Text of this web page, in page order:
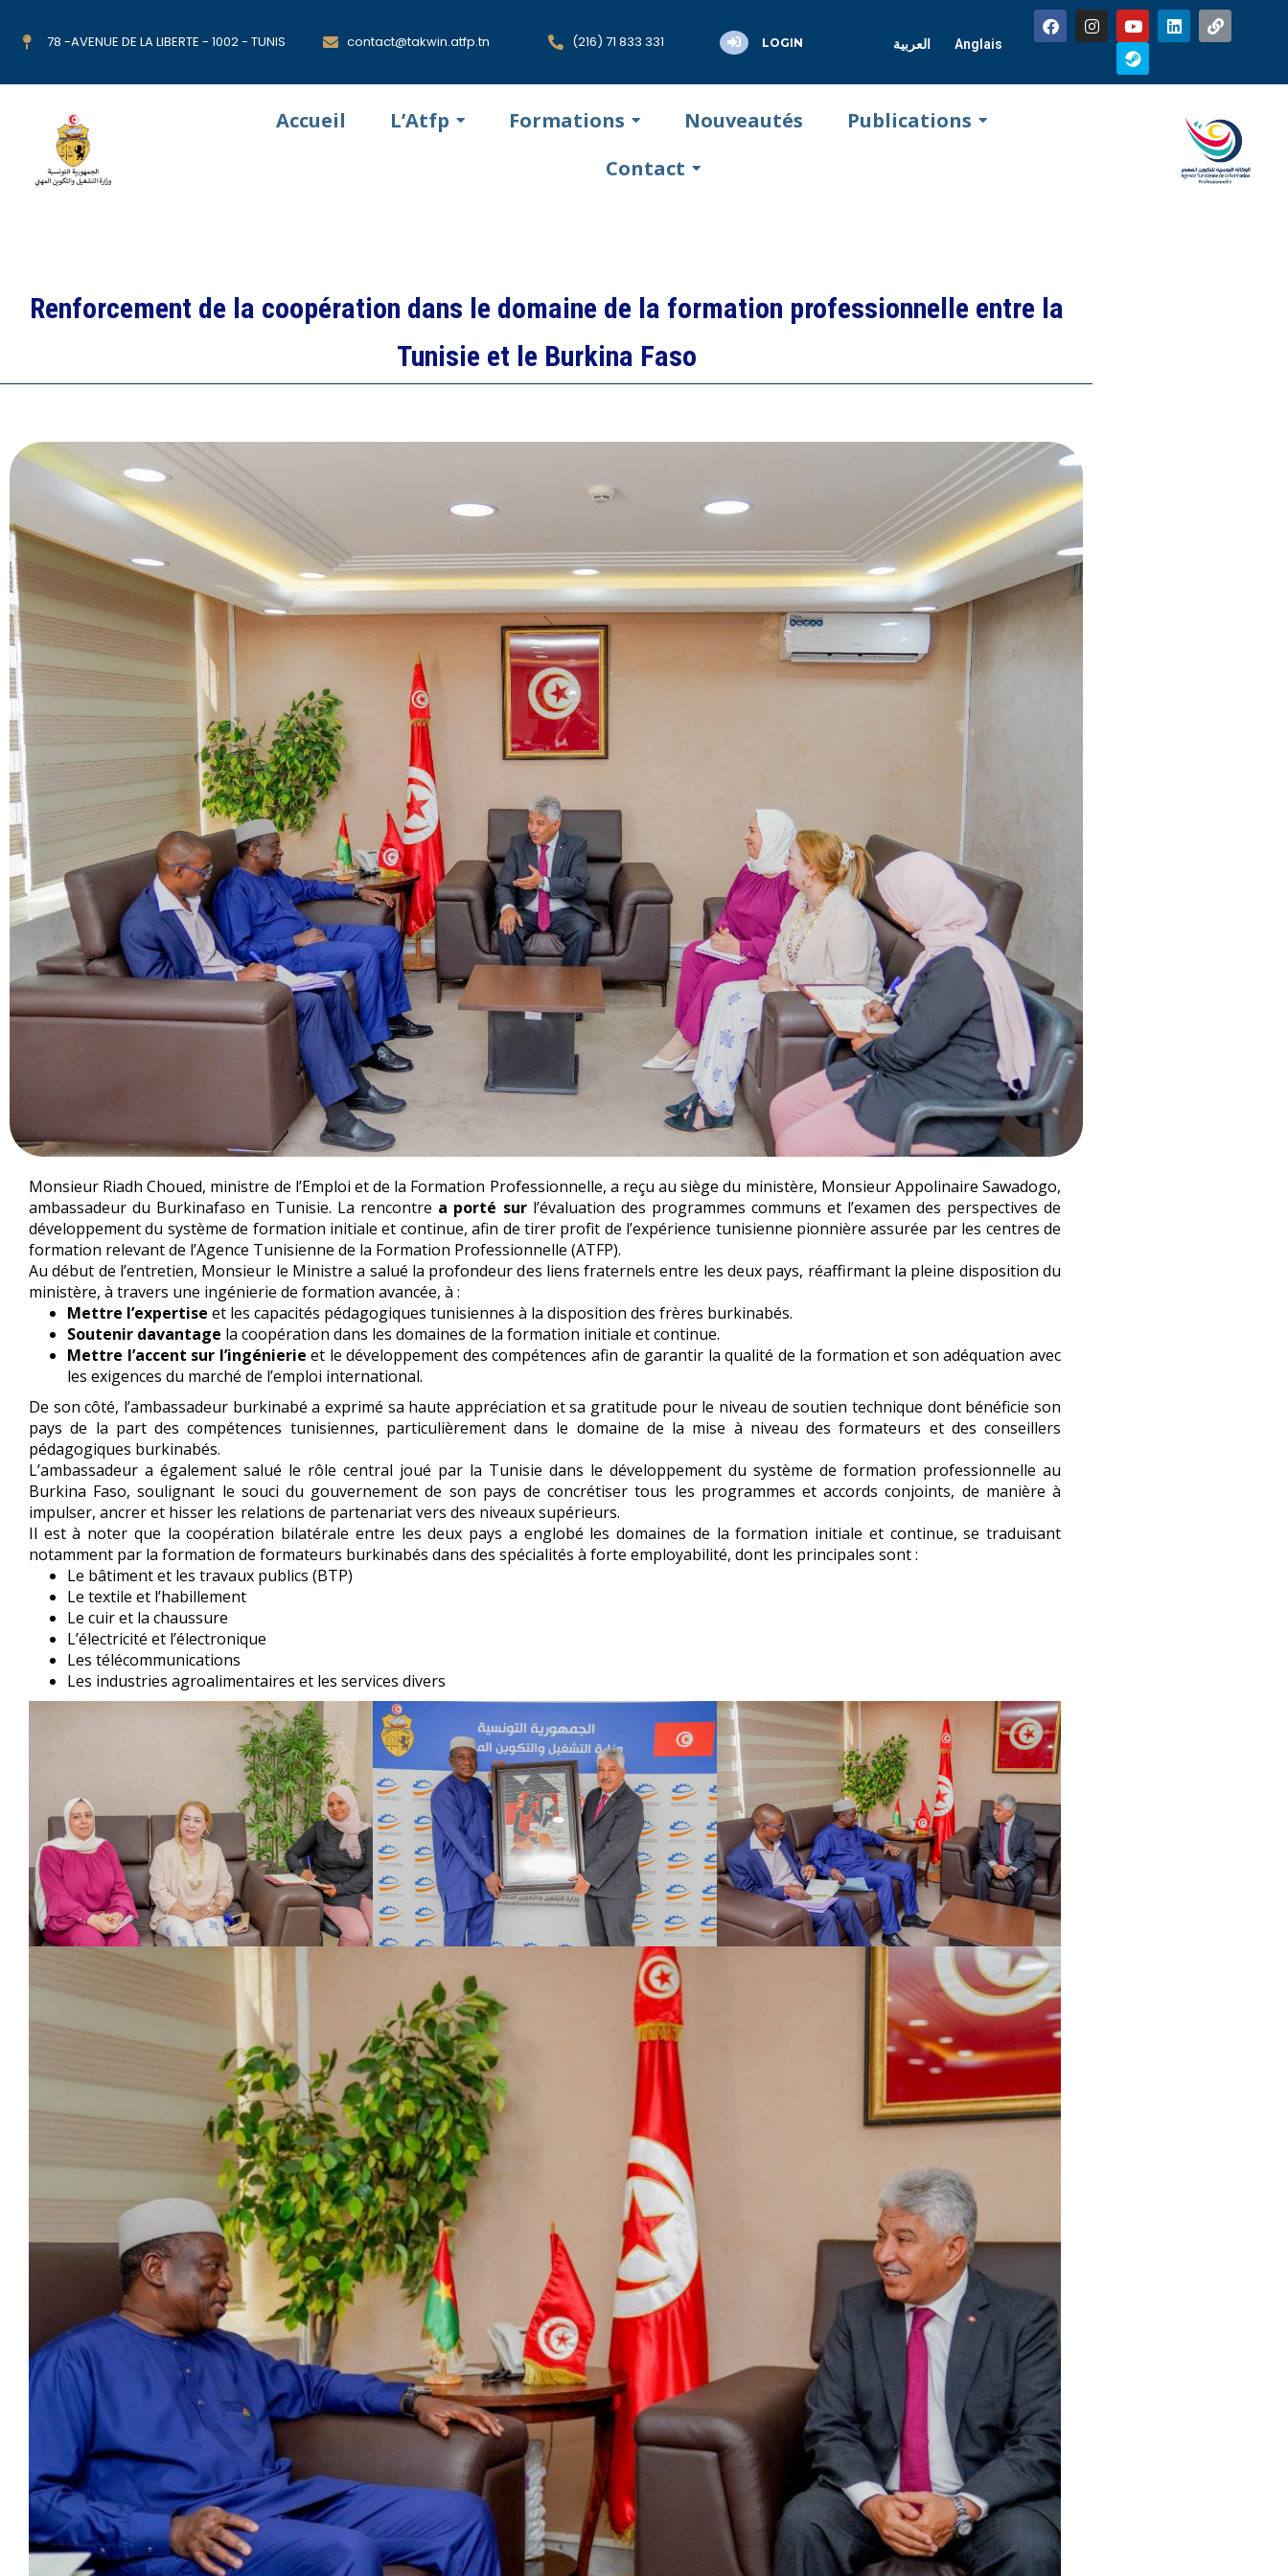
78 -AVENUE DE LA LIBERTE - 1002 - TUNIS contact@takwin.atfp.tn (216) 71 833 331 LOGIN العربية Anglais
Accueil L’Atfp Formations Nouveautés
Publications
Contact
Renforcement de la coopération dans le domaine de la formation professionnelle entre la
Tunisie et le Burkina Faso
Monsieur Riadh Choued, ministre de l’Emploi et de la Formation Professionnelle, a reçu au siège du ministère, Monsieur Appolinaire Sawadogo,
ambassadeur du Burkinafaso en Tunisie. La rencontre a porté surl’évaluation des programmes communs et l’examen des perspectives de
développement du système de formation initiale et continue, afin de tirer profit de l’expérience tunisienne pionnière assurée par les centres de
formation relevant de l’Agence Tunisienne de la Formation Professionnelle (ATFP).
Au début de l’entretien, Monsieur le Ministre a salué la profondeur des liens fraternels entre les deux pays, réaffirmant la pleine disposition du
ministère, à travers une ingénierie de formation avancée, à :
Mettre l’expertise et les capacités pédagogiques tunisiennes à la disposition des frères burkinabés.
Soutenir davantage la coopération dans les domaines de la formation initiale et continue.
Mettre l’accent sur l’ingénierie et le développement des compétences afin de garantir la qualité de la formation et son adéquation avec
les exigences du marché de l’emploi international.
De son côté, l’ambassadeur burkinabé a exprimé sa haute appréciation et sa gratitude pour le niveau de soutien technique dont bénéficie son
pays de la part des compétences tunisiennes, particulièrement dans le domaine de la mise à niveau des formateurs et des conseillers
pédagogiques burkinabés.
L’ambassadeur a également salué le rôle central joué par la Tunisie dans le développement du système de formation professionnelle au
Burkina Faso, soulignant le souci du gouvernement de son pays de concrétiser tous les programmes et accords conjoints, de manière à
impulser, ancrer et hisser les relations de partenariat vers des niveaux supérieurs.
Il est à noter que la coopération bilatérale entre les deux pays a englobé les domaines de la formation initiale et continue, se traduisant
notamment par la formation de formateurs burkinabés dans des spécialités à forte employabilité, dont les principales sont :
Le bâtiment et les travaux publics (BTP)
Le textile et l’habillement
Le cuir et la chaussure
L’électricité et l’électronique
Les télécommunications
Les industries agroalimentaires et les services divers